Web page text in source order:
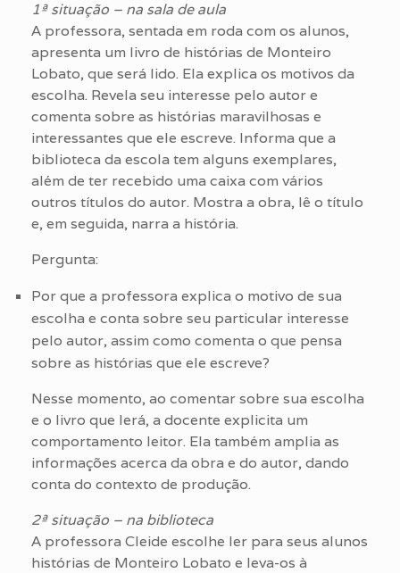
1ª situação – na sala de aula
A professora, sentada em roda com os alunos,
apresenta um livro de histórias de Monteiro
Lobato, que será lido. Ela explica os motivos da
escolha. Revela seu interesse pelo autor e
comenta sobre as histórias maravilhosas e
interessantes que ele escreve. Informa que a
biblioteca da escola tem alguns exemplares,
além de ter recebido uma caixa com vários
outros títulos do autor. Mostra a obra, lê o título
e, em seguida, narra a história.
Pergunta:
Por que a professora explica o motivo de sua
escolha e conta sobre seu particular interesse
pelo autor, assim como comenta o que pensa
sobre as histórias que ele escreve?
Nesse momento, ao comentar sobre sua escolha
e o livro que lerá, a docente explicita um
comportamento leitor. Ela também amplia as
informações acerca da obra e do autor, dando
conta do contexto de produção.
2ª situação – na biblioteca
A professora Cleide escolhe ler para seus alunos
histórias de Monteiro Lobato e leva-os à